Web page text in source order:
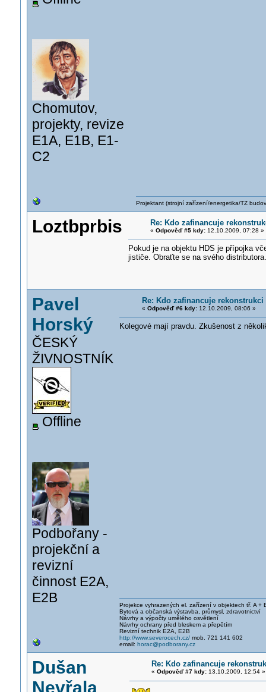
Chomutov,
projekty, revize
E1A, E1B, E1-
C2
Projektant (strojní zařízení/energetika/TZ
Loztbprbis Re: Kdo zafinancuje
« Odpověď #5 kdy:12.10.2009, 07:28 »
Pokud je na objektu HDS je přípojka
jističe. Obraťte se na svého distributora.
Pavel
Horský
ČESKÝ
ŽIVNOSTNÍK
Offline
Podbořany -
projekční a
revizní
činnost E2A,
E2B
Re: Kdo zafinancuje
« Odpověď #6 kdy:12.10.2009, 08:06 »
Kolegové mají pravdu. Zkušenost z
Projekce vyhrazených el. zařízení v objektech tř. A +
Bytová a občanská výstavba, průmysl, zdravotnictví
Návrhy a výpočty umělého osvětlení
Návrhy ochrany před bleskem a přepětím
Revizní technik E2A, E2B
http://www.severocech.cz/mob. 721 141 602
email: horac@podborany.cz
Dušan
Nevřala
Re: Kdo zafinancuje
« Odpověď #7 kdy:13.10.2009, 12:54 »